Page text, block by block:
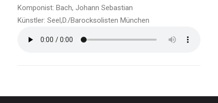
Komponist: Bach, Johann Sebastian
Künstler: Seel,D./Barocksolisten München